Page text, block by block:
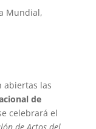
Mundial,
abiertas las
de
celebrará el